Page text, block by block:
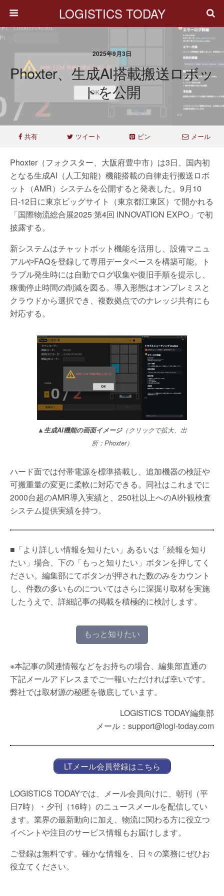
LOGISTICS TODAY
2025年9月3日
Phoxter、生成AI搭載搬送ロボッ
トを公開
共有 ツイート ピン メール
Phoxter（フォクスター、大阪府豊中市）は3日、国内初
となる生成AI（人工知能）機能搭載の自律走行搬送ロボ
ット（AMR）システムを公開すると発表した。9月10
日-12日に東京ビッグサイト（東京都江東区）で開かれる
「国際物流総合展2025 第4回 INNOVATION EXPO」で初
披露する。
新システムはチャットボット機能を活用し、設備マニュ
アルやFAQを登録して専用データベースを構築可能。ト
ラブル発生時には自動でログ収集や復旧手順を提示し、
稼働停止時間の削減を図る。導入形態はオンプレミスと
クラウドから選択でき、複数拠点でのナレッジ共有にも
対応する。
▲生成AI機能の画面イメージ（クリックで拡大、出
所：Phoxter）
ハード面では付帯電源を標準搭載し、追加機器の検証や
可搬重量の変更に柔軟に対応できる。同社はこれまでに
2000台超のAMR導入実績と、250社以上へのAI外観検査
システム提供実績を持つ。
■「より詳しい情報を知りたい」あるいは「続報を知り
たい」場合、下の「もっと知りたい」ボタンを押してく
ださい。編集部にてボタンが押された数のみをカウント
し、件数の多いものについてはさらに深掘り取材を実施
したうえで、詳細記事の掲載を積極的に検討します。
もっと知りたい
※本記事の関連情報などをお持ちの場合、編集部直通の
下記メールアドレスまでご一報いただければ幸いです。
弊社では取材源の秘匿を徹底しています。
LOGISTICS TODAY編集部
メール：support@logi-today.com
LTメール会員登録はこちら
LOGISTICS TODAYでは、メール会員向けに、朝刊（平
日7時）・夕刊（16時）のニュースメールを配信してい
ます。業界の最新動向に加え、物流に関わる方に役立つ
イベントや注目のサービス情報もお届けします。
ご登録は無料です。確かな情報を、日々の業務にぜひお
役立てください。